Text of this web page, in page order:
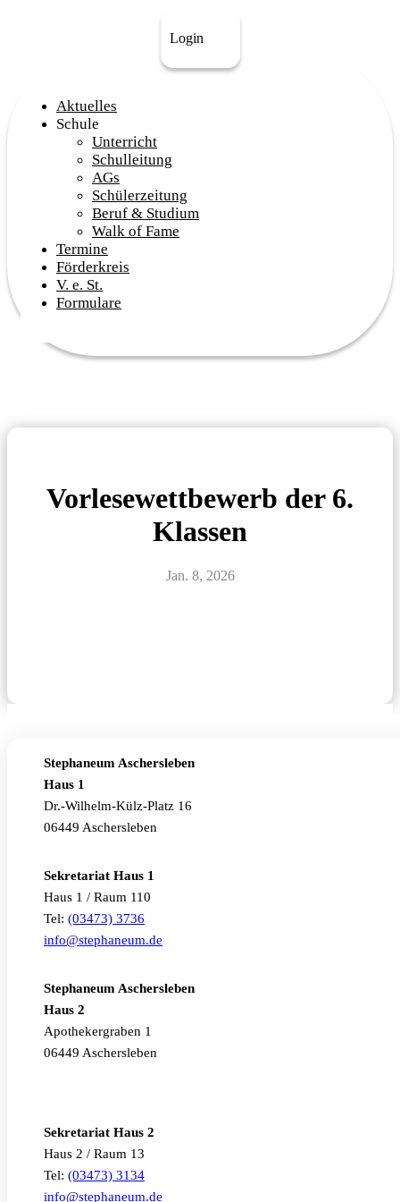
Aktuelles
Schule
Unterricht
Schulleitung
AGs
Schülerzeitung
Beruf & Studium
Walk of Fame
Termine
Förderkreis
V. e. St.
Formulare
Login
Vorlesewettbewerb der 6.
Klassen
Jan. 8, 2026
Stephaneum Aschersleben
Haus 1
Dr.-Wilhelm-Külz-Platz 16
06449 Aschersleben
Sekretariat Haus 1
Haus 1 / Raum 110
Tel: (03473) 3736
info@stephaneum.de
Stephaneum Aschersleben
Haus 2
Apothekergraben 1
06449 Aschersleben
Sekretariat Haus 2
Haus 2 / Raum 13
Tel: (03473) 3134
info@stephaneum.de